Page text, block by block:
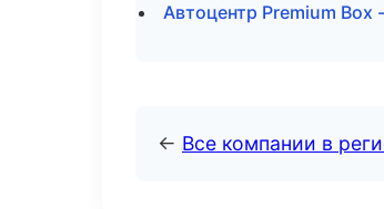
Автоцентр Premium Box
← Все компании в